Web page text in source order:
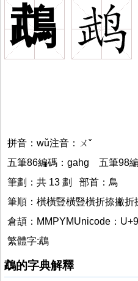
鵡
拼音：wǔ注音：ㄨˇ
五筆86編碼：gahg
五筆98
筆劃：共 13 劃 部首：鳥
筆順：橫橫豎橫豎橫折捺撇
倉頡：MMPYMUnicode：
繁體字:鵡
鵡的字典解釋